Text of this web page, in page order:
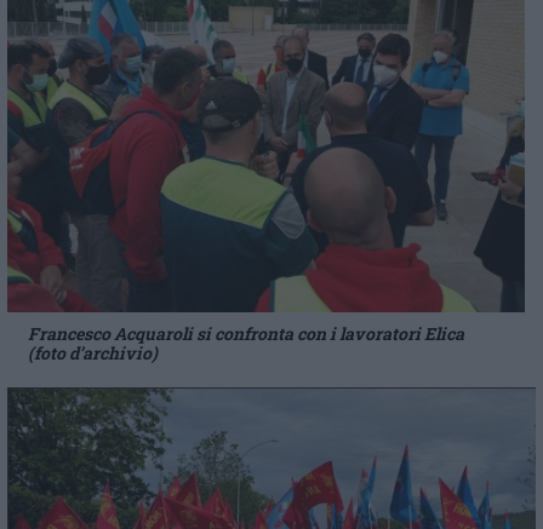
Francesco Acquaroli si confronta con i lavoratori Elica
(foto d’archivio)